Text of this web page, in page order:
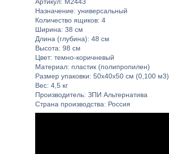
Назначение: универсальный
Количество ящиков: 4
Ширина: 38 см
Длина (глубина): 48 см
Высота: 98 см
Цвет: темно-коричневый
Материал: пластик (полипропилен)
Размер упаковки: 50х40х50 см (0,100 м3)
Вес: 4,5 кг
Производитель: ЗПИ Альтернатива
Страна производства: Россия